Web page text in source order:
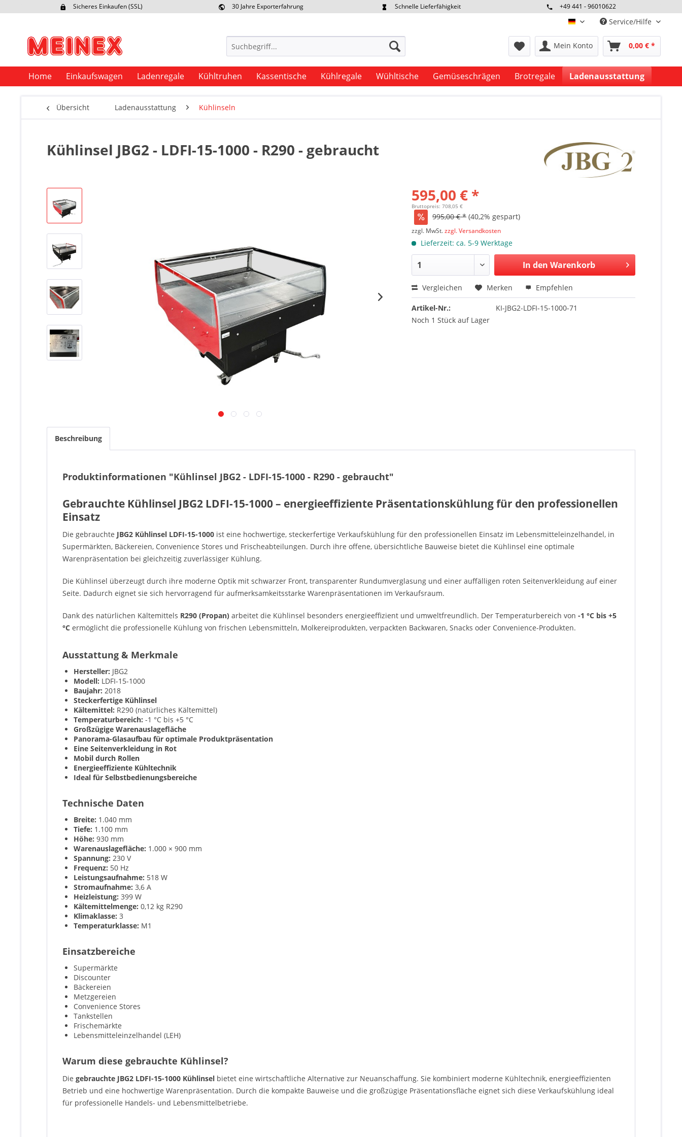
Sicheres Einkaufen (SSL)
30 Jahre Exporterfahrung
Schnelle Lieferfähigkeit
+49 441 - 96010622
deutsch Service/Hilfe
Mein Konto 0,00 € *
Home Einkaufswagen Ladenregale Kühltruhen Kassentische Kühlregale Wühltische Gemüseschrägen Brotregale Ladenausstattung
Übersicht Ladenausstattung Kühlinseln
Kühlinsel JBG2 - LDFI-15-1000 - R290 - gebraucht
595,00 € *
Bruttopreis: 708,05 €
995,00 € * (40,2% gespart)
zzgl. MwSt.zzgl. Versandkosten
Lieferzeit: ca. 5-9 Werktage
In den Warenkorb
Vergleichen Merken Empfehlen
Artikel-Nr.:
KI-JBG2-LDFI-15-1000-71
Noch 1 Stück auf Lager
Beschreibung
Produktinformationen "Kühlinsel JBG2 - LDFI-15-1000 - R290 - gebraucht"
Gebrauchte Kühlinsel JBG2 LDFI-15-1000 – energieeffiziente Präsentationskühlung für den professionellen
Einsatz
Die gebrauchte JBG2 Kühlinsel LDFI-15-1000 ist eine hochwertige, steckerfertige Verkaufskühlung für den professionellen Einsatz im Lebensmitteleinzelhandel, in
Supermärkten, Bäckereien, Convenience Stores und Frischeabteilungen. Durch ihre offene, übersichtliche Bauweise bietet die Kühlinsel eine optimale
Warenpräsentation bei gleichzeitig zuverlässiger Kühlung.
Die Kühlinsel überzeugt durch ihre moderne Optik mit schwarzer Front, transparenter Rundumverglasung und einer auffälligen roten Seitenverkleidung auf einer
Seite. Dadurch eignet sie sich hervorragend für aufmerksamkeitsstarke Warenpräsentationen im Verkaufsraum.
Dank des natürlichen Kältemittels R290 (Propan) arbeitet die Kühlinsel besonders energieeffizient und umweltfreundlich. Der Temperaturbereich von -1 °C bis +5
°C ermöglicht die professionelle Kühlung von frischen Lebensmitteln, Molkereiprodukten, verpackten Backwaren, Snacks oder Convenience-Produkten.
Ausstattung & Merkmale
Hersteller: JBG2
Modell: LDFI-15-1000
Baujahr: 2018
Steckerfertige Kühlinsel
Kältemittel: R290 (natürliches Kältemittel)
Temperaturbereich: -1 °C bis +5 °C
Großzügige Warenauslagefläche
Panorama-Glasaufbau für optimale Produktpräsentation
Eine Seitenverkleidung in Rot
Mobil durch Rollen
Energieeffiziente Kühltechnik
Ideal für Selbstbedienungsbereiche
Technische Daten
Breite: 1.040 mm
Tiefe: 1.100 mm
Höhe: 930 mm
Warenauslagefläche: 1.000 × 900 mm
Spannung: 230 V
Frequenz: 50 Hz
Leistungsaufnahme: 518 W
Stromaufnahme: 3,6 A
Heizleistung: 399 W
Kältemittelmenge: 0,12 kg R290
Klimaklasse: 3
Temperaturklasse: M1
Einsatzbereiche
Supermärkte
Discounter
Bäckereien
Metzgereien
Convenience Stores
Tankstellen
Frischemärkte
Lebensmitteleinzelhandel (LEH)
Warum diese gebrauchte Kühlinsel?
Die gebrauchte JBG2 LDFI-15-1000 Kühlinsel bietet eine wirtschaftliche Alternative zur Neuanschaffung. Sie kombiniert moderne Kühltechnik, energieeffizienten
Betrieb und eine hochwertige Warenpräsentation. Durch die kompakte Bauweise und die großzügige Präsentationsfläche eignet sich diese Verkaufskühlung ideal
für professionelle Handels- und Lebensmittelbetriebe.